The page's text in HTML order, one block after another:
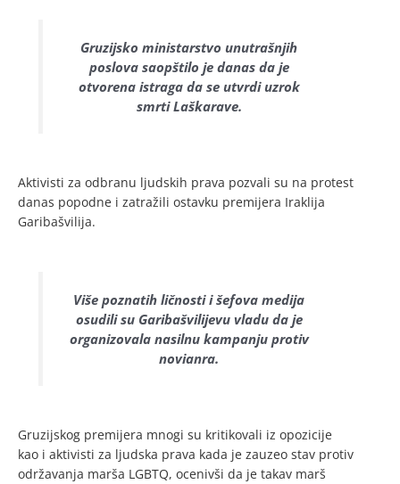
Gruzijsko ministarstvo unutrašnjih
poslova saopštilo je danas da je
otvorena istraga da se utvrdi uzrok
smrti Laškarave.
Aktivisti za odbranu ljudskih prava pozvali su na protest
danas popodne i zatražili ostavku premijera Iraklija
Garibašvilija.
Više poznatih ličnosti i šefova medija
osudili su Garibašvilijevu vladu da je
organizovala nasilnu kampanju protiv
novianra.
Gruzijskog premijera mnogi su kritikovali iz opozicije
kao i aktivisti za ljudska prava kada je zauzeo stav protiv
održavanja marša LGBTQ, ocenivši da je takav marš